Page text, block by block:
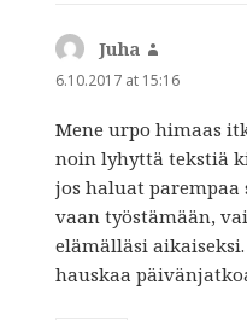
Juha
6.10.2017 at 15:16
Mene urpo himaas
noin lyhyttä tekstiä
jos haluat
vaan työstämään,
elämälläsi
hauskaa